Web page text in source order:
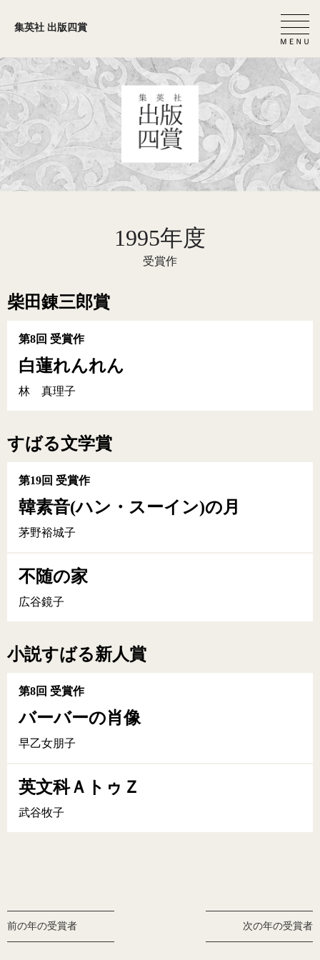
集英社 出版四賞
1995年度
受賞作
柴田錬三郎賞
第8回 受賞作
白蓮れんれん
林 真理子
すばる文学賞
第19回 受賞作
韓素音(ハン・スーイン)の月
茅野裕城子
不随の家
広谷鏡子
小説すばる新人賞
第8回 受賞作
バーバーの肖像
早乙女朋子
英文科ＡトゥＺ
武谷牧子
前の年の受賞者 次の年の受賞者